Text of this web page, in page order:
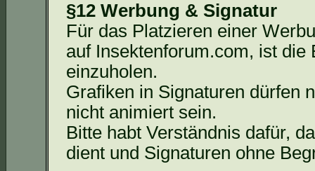
§12 Werbung & Signatur
Für das Platzieren einer
auf Insektenforum.com, ist
einzuholen.
Grafiken in Signaturen dürfen
nicht animiert sein.
Bitte habt Verständnis dafür,
dient und Signaturen ohne